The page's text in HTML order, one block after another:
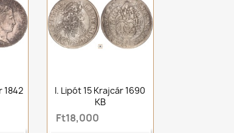
1842
I. Lipót 15 Krajcár 1690
KB
Ft18,000